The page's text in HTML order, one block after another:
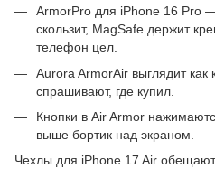
ArmorPro для iPhone 16 Pro
скользит, MagSafe держит
телефон цел.
Aurora ArmorAir выглядит как
спрашивают, где купил.
Кнопки в Air Armor
выше бортик над экраном.
Чехлы для iPhone 17 Air обещают